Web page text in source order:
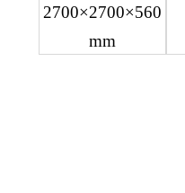
2700×2700×560
mm